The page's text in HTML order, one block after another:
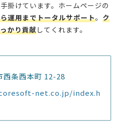
掛けています。ホームページの
運用までトータルサポート。 ク
かり貢献してくれます。
西条西本町 12-28
net.co.jp/index.h